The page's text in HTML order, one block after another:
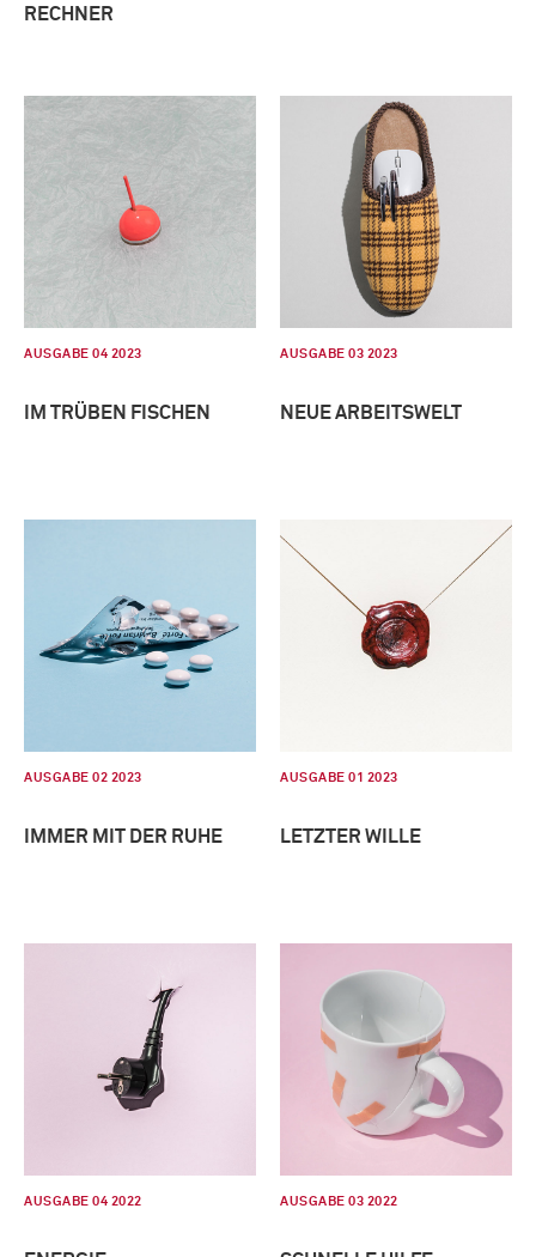
RECHNER
AUSGABE 04 2023
IM TRÜBEN FISCHEN
AUSGABE 03 2023
NEUE ARBEITSWELT
AUSGABE 02 2023
IMMER MIT DER RUHE
AUSGABE 01 2023
LETZTER WILLE
AUSGABE 04 2022 AUSGABE 03 2022